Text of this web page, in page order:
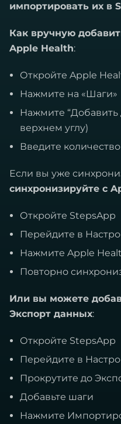
импортировать их в
Как вручную
Apple Health:
Откройте Apple
Нажмите на «Шаги»
Нажмите
верхнем углу)
Введите
Если вы уже
синхронизируйте с
Откройте StepsApp
Перейдите в
Нажмите Apple
Повторно
Или вы можете
Экспорт данных:
Откройте StepsApp
Перейдите в
Прокрутите до
Добавьте шаги
Нажмите